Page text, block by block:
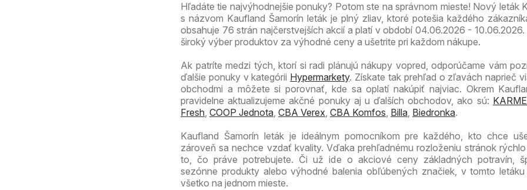
Hľadáte tie najvýhodnejšie ponuky? Potom ste na správnom mieste! Nový leták
s názvom Kaufland Šamorín leták je plný zliav, ktoré potešia každého
obsahuje 76 strán najčerstvejších akcií a platí v období 04.06.2026 - 10.06.2026.
široký výber produktov za výhodné ceny a ušetrite pri každom nákupe.
Ak patríte medzi tých, ktorí si radi plánujú nákupy vopred, odporúčame vám
ďalšie ponuky v kategórii Hypermarkety. Získate tak prehľad o zľavách naprieč
obchodmi a môžete si porovnať, kde sa oplatí nakúpiť najviac. Okrem
pravidelne aktualizujeme akčné ponuky aj u ďalších obchodov, ako sú:
Fresh, COOP Jednota, CBA Verex, CBA Komfos, Billa, Biedronka.
Kaufland Šamorín leták je ideálnym pomocníkom pre každého, kto chce
zároveň sa nechce vzdať kvality. Vďaka prehľadnému rozloženiu stránok
to, čo práve potrebujete. Či už ide o akciové ceny základných potravín,
sezónne produkty alebo výhodné balenia obľúbených značiek, v tomto letáku
všetko na jednom mieste.